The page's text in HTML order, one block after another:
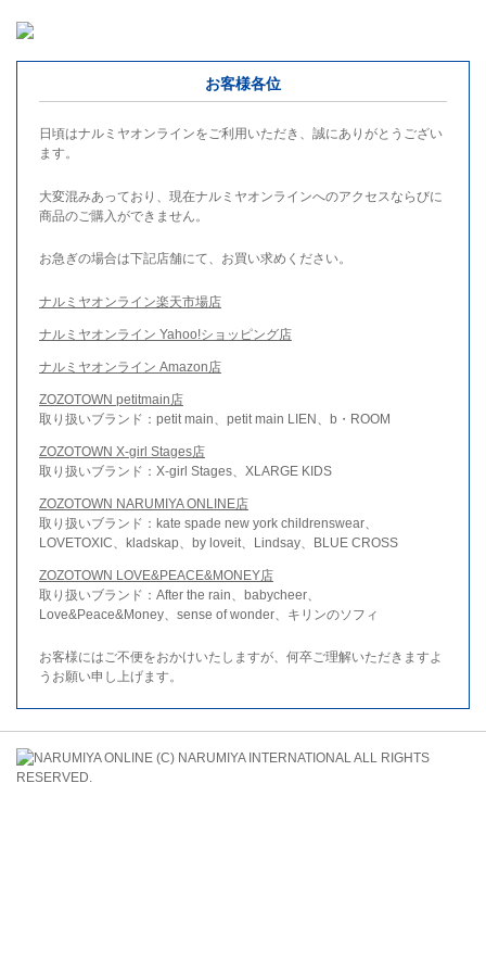
お客様各位
日頃はナルミヤオンラインをご利用いただき、誠にありがとうござい
ます。
大変混みあっており、現在ナルミヤオンラインへのアクセスならびに
商品のご購入ができません。
お急ぎの場合は下記店舗にて、お買い求めください。
ナルミヤオンライン楽天市場店
ナルミヤオンライン Yahoo!ショッピング店
ナルミヤオンライン Amazon店
ZOZOTOWN petitmain店
取り扱いブランド：petit main、petit main LIEN、b・ROOM
ZOZOTOWN X-girl Stages店
取り扱いブランド：X-girl Stages、XLARGE KIDS
ZOZOTOWN NARUMIYA ONLINE店
取り扱いブランド：kate spade new york childrenswear、
LOVETOXIC、kladskap、by loveit、Lindsay、BLUE CROSS
ZOZOTOWN LOVE&PEACE&MONEY店
取り扱いブランド：After the rain、babycheer、
Love&Peace&Money、sense of wonder、キリンのソフィ
お客様にはご不便をおかけいたしますが、何卒ご理解いただきますよ
うお願い申し上げます。